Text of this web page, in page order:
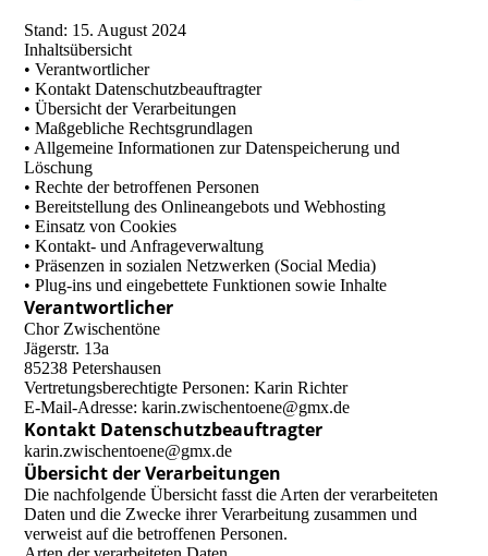
Stand: 15. August 2024
Inhaltsübersicht
• Verantwortlicher
• Kontakt Datenschutzbeauftragter
• Übersicht der Verarbeitungen
• Maßgebliche Rechtsgrundlagen
• Allgemeine Informationen zur Datenspeicherung und
Löschung
• Rechte der betroffenen Personen
• Bereitstellung des Onlineangebots und Webhosting
• Einsatz von Cookies
• Kontakt- und Anfrageverwaltung
• Präsenzen in sozialen Netzwerken (Social Media)
• Plug-ins und eingebettete Funktionen sowie Inhalte
Verantwortlicher
Chor Zwischentöne
Jägerstr. 13a
85238 Petershausen
Vertretungsberechtigte Personen: Karin Richter
E-Mail-Adresse: karin.zwischentoene@gmx.de
Kontakt Datenschutzbeauftragter
karin.zwischentoene@gmx.de
Übersicht der Verarbeitungen
Die nachfolgende Übersicht fasst die Arten der verarbeiteten
Daten und die Zwecke ihrer Verarbeitung zusammen und
verweist auf die betroffenen Personen.